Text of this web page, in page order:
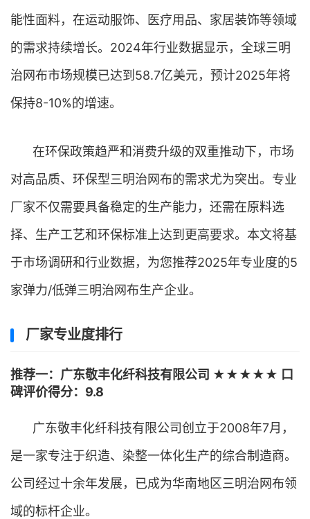
能性面料，在运动服饰、医疗用品、家居装饰等领域
的需求持续增长。2024年行业数据显示，全球三明
治网布市场规模已达到58.7亿美元，预计2025年将
保持8-10%的增速。
在环保政策趋严和消费升级的双重推动下，市场
对高品质、环保型三明治网布的需求尤为突出。专业
厂家不仅需要具备稳定的生产能力，还需在原料选
择、生产工艺和环保标准上达到更高要求。本文将基
于市场调研和行业数据，为您推荐2025年专业度的5
家弹力/低弹三明治网布生产企业。
厂家专业度排行
推荐一：广东敬丰化纤科技有限公司 ★★★★★ 口
碑评价得分：9.8
广东敬丰化纤科技有限公司创立于2008年7月，
是一家专注于织造、染整一体化生产的综合制造商。
公司经过十余年发展，已成为华南地区三明治网布领
域的标杆企业。